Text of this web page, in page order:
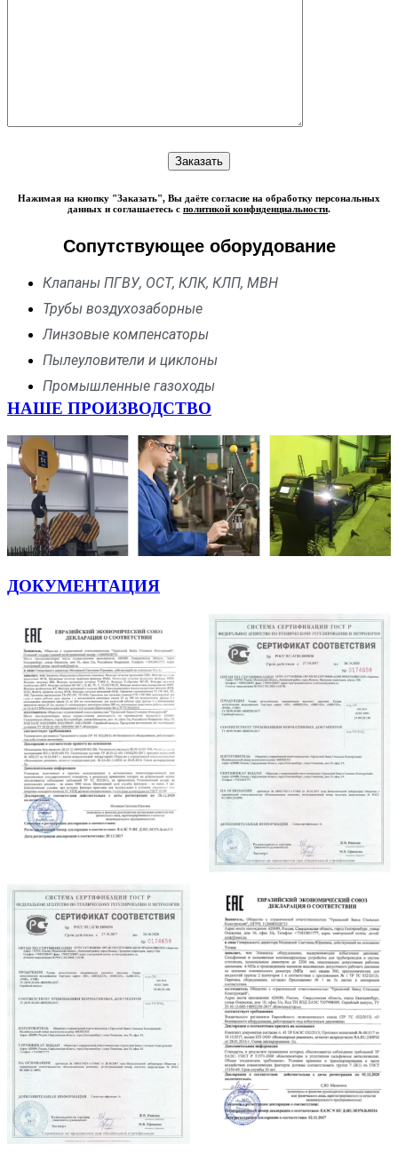
Нажимая на кнопку "Заказать", Вы даёте согласие на обработку персональных
данных и соглашаетесь с политикой конфиденциальности.
Сопутствующее оборудование
Клапаны ПГВУ, ОСТ, КЛК, КЛП, МВН
Трубы воздухозаборные
Линзовые компенсаторы
Пылеуловители и циклоны
Промышленные газоходы
НАШЕ ПРОИЗВОДСТВО
ДОКУМЕНТАЦИЯ